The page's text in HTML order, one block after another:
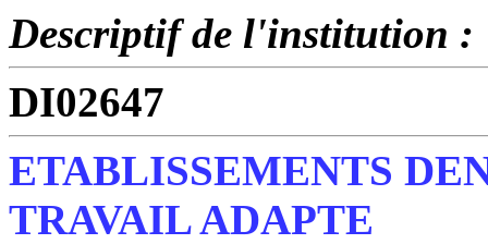
Descriptif de l'institution :
DI02647
ETABLISSEMENTS
TRAVAIL ADAPTE